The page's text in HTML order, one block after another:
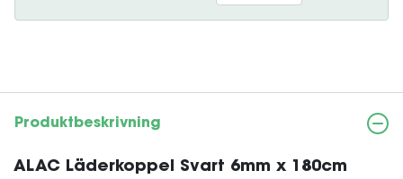
Produktbeskrivning
ALAC Läderkoppel Svart 6mm x 180cm